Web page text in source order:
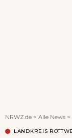
NRWZ.de > Alle News >
LANDKREIS